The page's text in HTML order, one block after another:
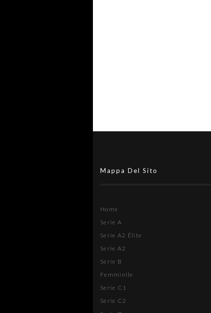
Mappa Del Sito
Home
Serie A
Serie A2 Élite
Serie A2
Serie B
Femminile
Serie C1
Serie C2